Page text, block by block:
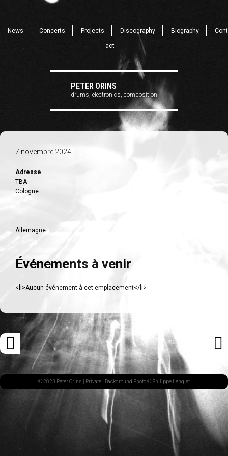
News Concerts Projects Discography Biography Cont
act
PETER ORINS
drums, electronics, composition
7 novembre 2024
Adresse
TBA
Cologne
Allemagne
Événements à venir
<li>Aucun événement à cet emplacement</li>
Navigation
des
articles
ARTICLE
PRÉCÉDENT© 2023 Peter Orins | Private | Background Photo © Philippe Lenglet